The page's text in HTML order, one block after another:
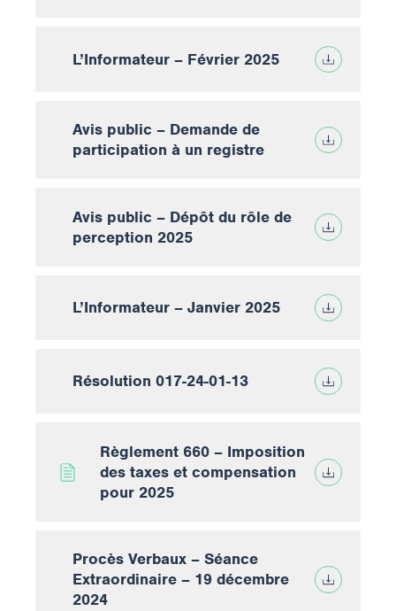
L’Informateur – Février 2025
Avis public – Demande de
participation à un registre
Avis public – Dépôt du rôle de
perception 2025
L’Informateur – Janvier 2025
Résolution 017-24-01-13
Règlement 660 – Imposition
des taxes et compensation
pour 2025
Procès Verbaux – Séance
Extraordinaire – 19 décembre
2024